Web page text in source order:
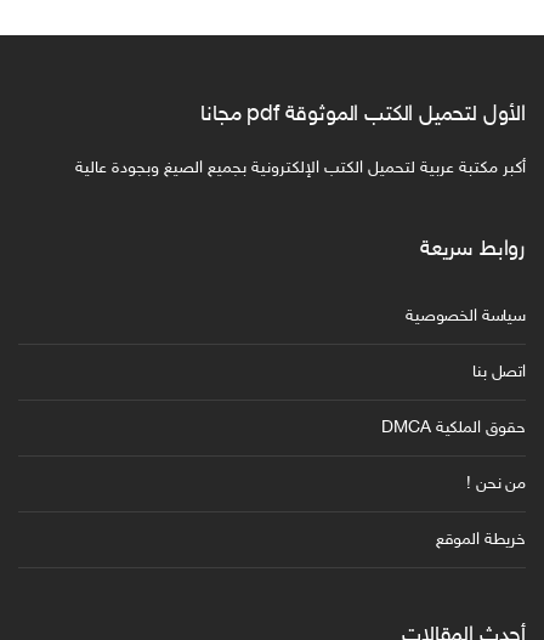
الأول لتحميل الكتب الموثوقة pdf مجانا
أكبر مكتبة عربية لتحميل الكتب الإلكترونية بجميع الصيغ وبجودة عالية
روابط سريعة
سياسة الخصوصية
اتصل بنا
حقوق الملكية DMCA
من نحن !
خريطة الموقع